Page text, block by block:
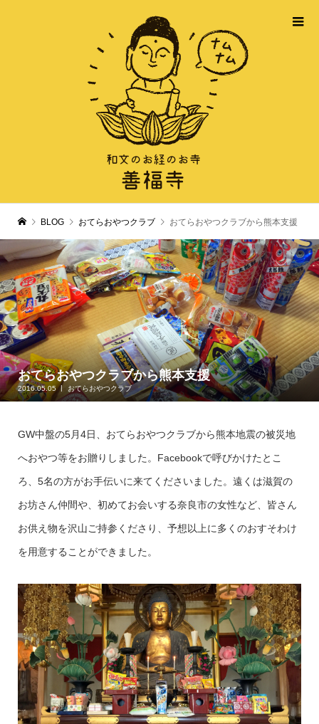
BLOG おてらおやつクラブ おてらおやつクラブから熊本支援
おてらおやつクラブから熊本支援
2016.05.05 おてらおやつクラブ
GW中盤の5月4日、おてらおやつクラブから熊本地震の被災地
へおやつ等をお贈りしました。Facebookで呼びかけたとこ
ろ、5名の方がお手伝いに来てくださいました。遠くは滋賀の
お坊さん仲間や、初めてお会いする奈良市の女性など、皆さん
お供え物を沢山ご持参くださり、予想以上に多くのおすそわけ
を用意することができました。